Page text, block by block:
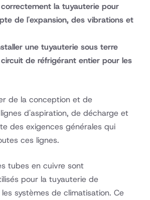
la tuyauterie pour
de l'expansion, des vibrations et
une tuyauterie sous terre
de réfrigérant entier pour les
de la conception et de
d'aspiration, de décharge et
des exigences générales qui
ces lignes.
tubes en cuivre sont
pour la tuyauterie de
systèmes de climatisation. Ce